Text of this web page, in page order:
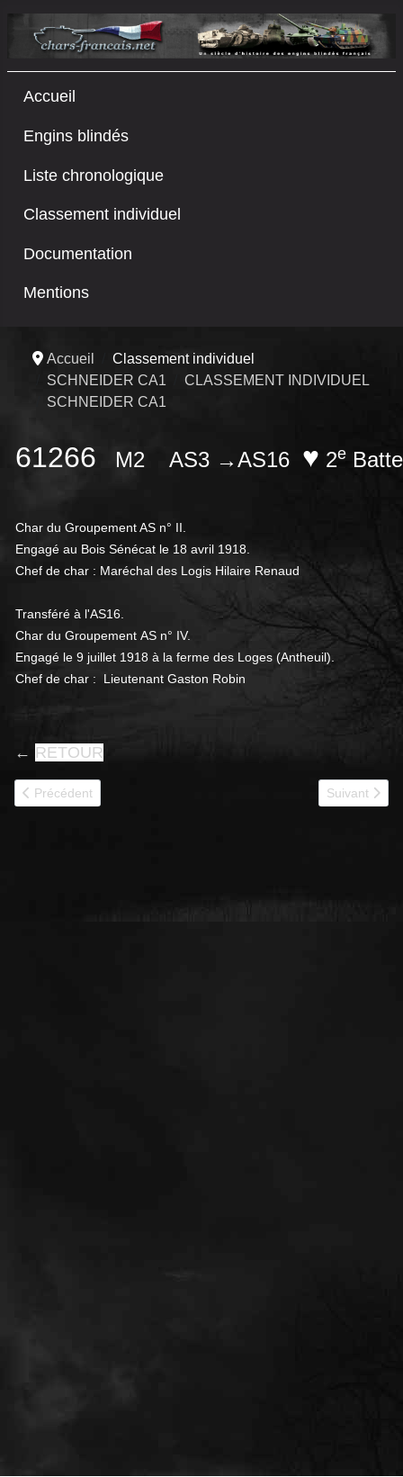
Accueil
Engins blindés
Liste chronologique
Classement individuel
Documentation
Mentions
Accueil
Classement individuel
SCHNEIDER CA1
CLASSEMENT INDIVIDUEL
SCHNEIDER CA1
61266 M2 AS3 →AS16 ♥ 2e
Char du Groupement AS n° II.
Engagé au Bois Sénécat le 18 avril 1918.
Chef de char : Maréchal des Logis Hilaire Renaud
Transféré à l'AS16.
Char du Groupement AS n° IV.
Engagé le 9 juillet 1918 à la ferme des Loges (Antheuil).
Chef de char : Lieutenant Gaston Robin
← RETOUR
Article précédent : 61275
Précédent Article
Suivant